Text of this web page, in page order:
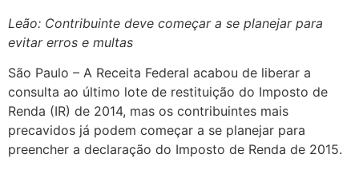
Leão: Contribuinte deve começar a se planejar para
evitar erros e multas
São Paulo – A Receita Federal acabou de liberar a
consulta ao último lote de restituição do Imposto de
Renda (IR) de 2014, mas os contribuintes mais
precavidos já podem começar a se planejar para
preencher a declaração do Imposto de Renda de 2015.